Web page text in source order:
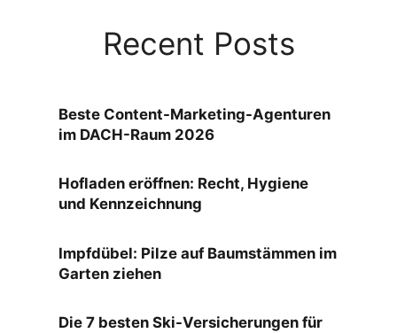
Recent Posts
Beste Content-Marketing-Agenturen
im DACH-Raum 2026
Hofladen eröffnen: Recht, Hygiene
und Kennzeichnung
Impfdübel: Pilze auf Baumstämmen im
Garten ziehen
Die 7 besten Ski-Versicherungen für